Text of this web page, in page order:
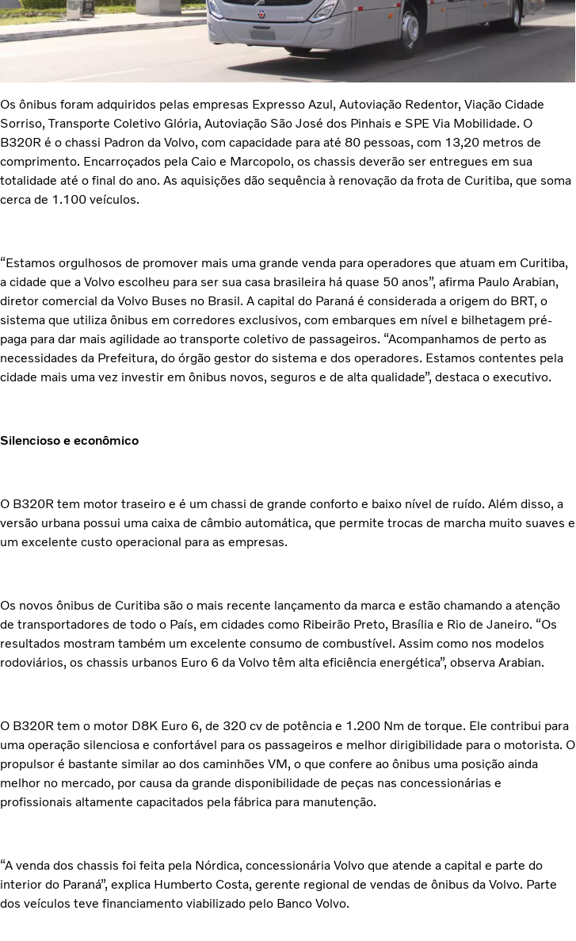
Os ônibus foram adquiridos pelas empresas Expresso Azul, Autoviação Redentor, Viação Cidade
Sorriso, Transporte Coletivo Glória, Autoviação São José dos Pinhais e SPE Via Mobilidade. O
B320R é o chassi Padron da Volvo, com capacidade para até 80 pessoas, com 13,20 metros de
comprimento. Encarroçados pela Caio e Marcopolo, os chassis deverão ser entregues em sua
totalidade até o final do ano. As aquisições dão sequência à renovação da frota de Curitiba, que soma
cerca de 1.100 veículos.
“Estamos orgulhosos de promover mais uma grande venda para operadores que atuam em Curitiba,
a cidade que a Volvo escolheu para ser sua casa brasileira há quase 50 anos”, afirma Paulo Arabian,
diretor comercial da Volvo Buses no Brasil. A capital do Paraná é considerada a origem do BRT, o
sistema que utiliza ônibus em corredores exclusivos, com embarques em nível e bilhetagem pré-
paga para dar mais agilidade ao transporte coletivo de passageiros. “Acompanhamos de perto as
necessidades da Prefeitura, do órgão gestor do sistema e dos operadores. Estamos contentes pela
cidade mais uma vez investir em ônibus novos, seguros e de alta qualidade”, destaca o executivo.
Silencioso e econômico
O B320R tem motor traseiro e é um chassi de grande conforto e baixo nível de ruído. Além disso, a
versão urbana possui uma caixa de câmbio automática, que permite trocas de marcha muito suaves e
um excelente custo operacional para as empresas.
Os novos ônibus de Curitiba são o mais recente lançamento da marca e estão chamando a atenção
de transportadores de todo o País, em cidades como Ribeirão Preto, Brasília e Rio de Janeiro. “Os
resultados mostram também um excelente consumo de combustível. Assim como nos modelos
rodoviários, os chassis urbanos Euro 6 da Volvo têm alta eficiência energética”, observa Arabian.
O B320R tem o motor D8K Euro 6, de 320 cv de potência e 1.200 Nm de torque. Ele contribui para
uma operação silenciosa e confortável para os passageiros e melhor dirigibilidade para o motorista. O
propulsor é bastante similar ao dos caminhões VM, o que confere ao ônibus uma posição ainda
melhor no mercado, por causa da grande disponibilidade de peças nas concessionárias e
profissionais altamente capacitados pela fábrica para manutenção.
“A venda dos chassis foi feita pela Nórdica, concessionária Volvo que atende a capital e parte do
interior do Paraná”, explica Humberto Costa, gerente regional de vendas de ônibus da Volvo. Parte
dos veículos teve financiamento viabilizado pelo Banco Volvo.